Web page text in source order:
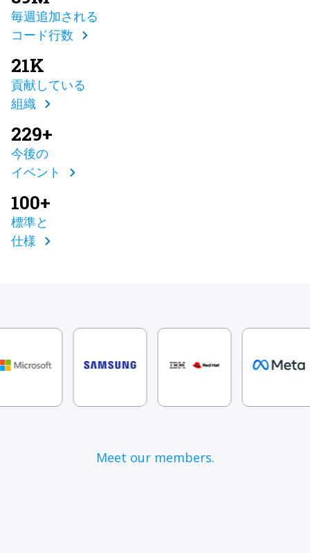
毎週追加される
コード行数
21K
貢献している
組織
229+
今後の
イベント
100+
標準と
仕様
Meet our members.